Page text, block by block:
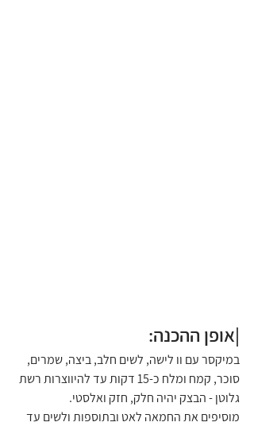
|אופן ההכנה:
במיקסר עם וו לישה, לשים חלב, ביצה, שמרים,
סוכר, קמח ומלח כ-15 דקות עד להיווצרות רשת
גלוטן - הבצק יהיה חלק, חזק ואלסטי.
מוסיפים את החמאה לאט ובתוספות ולשים עד